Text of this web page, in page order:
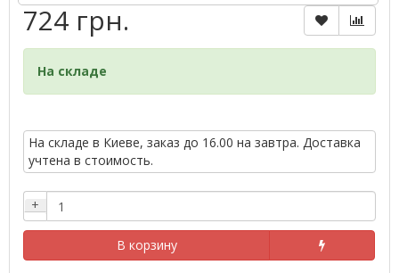
724 грн.
На складе
На складе в Киеве, заказ до 16.00 на завтра. Доставка
учтена в стоимость.
+
В корзину